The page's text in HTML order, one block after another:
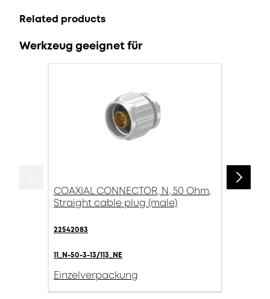
Related products
Werkzeug geeignet für
COAXIAL CONNECTOR, N, 50 Ohm,
Straight cable plug (male)
22542083
11_N-50-3-13/113_NE
Einzelverpackung